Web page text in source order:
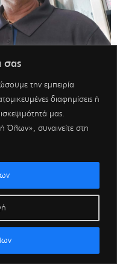
σας
την εμπειρία
διαφημίσεις ή
μας.
Όλων», συναινείτε στη